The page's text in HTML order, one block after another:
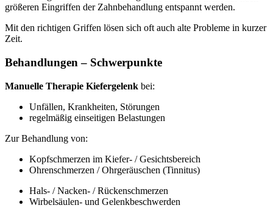
größeren Eingriffen der Zahnbehandlung entspannt werden.
Mit den richtigen Griffen lösen sich oft auch alte Probleme in kurzer
Zeit.
Behandlungen – Schwerpunkte
Manuelle Therapie Kiefergelenk bei:
Unfällen, Krankheiten, Störungen
regelmäßig einseitigen Belastungen
Zur Behandlung von:
Kopfschmerzen im Kiefer- / Gesichtsbereich
Ohrenschmerzen / Ohrgeräuschen (Tinnitus)
Hals- / Nacken- / Rückenschmerzen
Wirbelsäulen- und Gelenkbeschwerden